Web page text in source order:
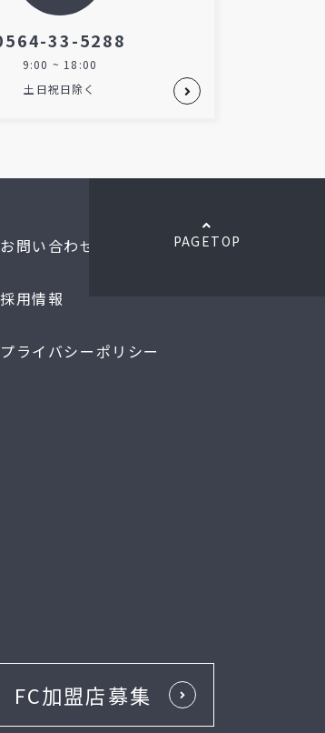
33-5288
9:00 ~ 18:00
土日祝日除く
PAGETOP
お問い合わせ
採用情報
プライバシーポリシー
FC加盟店募集